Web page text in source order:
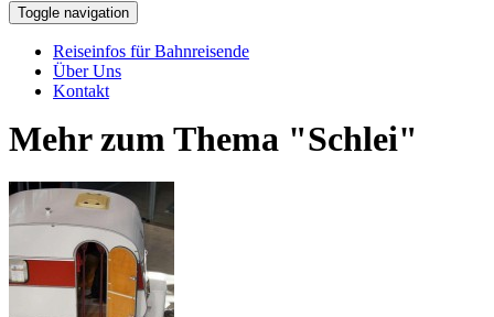
Toggle navigation
Reiseinfos für Bahnreisende
Über Uns
Kontakt
Mehr zum Thema "Schlei"